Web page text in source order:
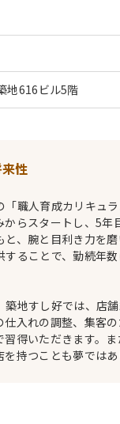
地616ビル5階
性
職人育成カリキュ
らスタートし、5年
、腕と目利き力を
ることで、勤続年
地すし好では、店
入れの調整、集客
得いただきます。
持つことも夢ではあ